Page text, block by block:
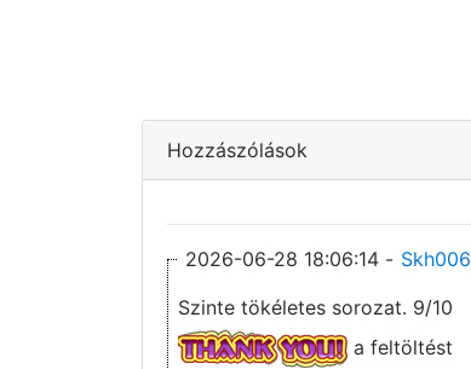
Hozzászólások
2026-06-28 18:06:14 - Skh006
Szinte tökéletes sorozat. 9/10
a feltöltést